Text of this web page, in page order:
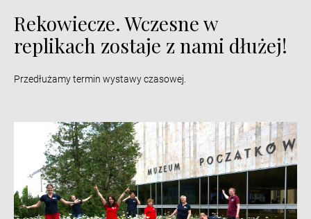
Rekowiecze. Wczesne w
replikach zostaje z nami dłużej!
Przedłużamy termin wystawy czasowej.